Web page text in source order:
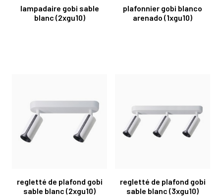
lampadaire gobi sable
blanc (2xgu10)
plafonnier gobi blanco
arenado (1xgu10)
regletté de plafond gobi
sable blanc (2xgu10)
regletté de plafond gobi
sable blanc (3xgu10)